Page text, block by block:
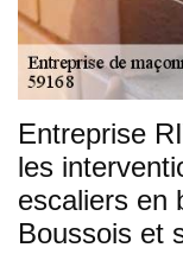
Entreprise
les
escaliers en
Boussois et